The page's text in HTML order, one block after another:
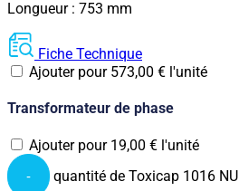
Longueur : 753 mm
Fiche Technique
Ajouter pour 573,00 € l'unité
Transformateur de phase
Ajouter pour 19,00 € l'unité
- quantité de Toxicap 1016 NU